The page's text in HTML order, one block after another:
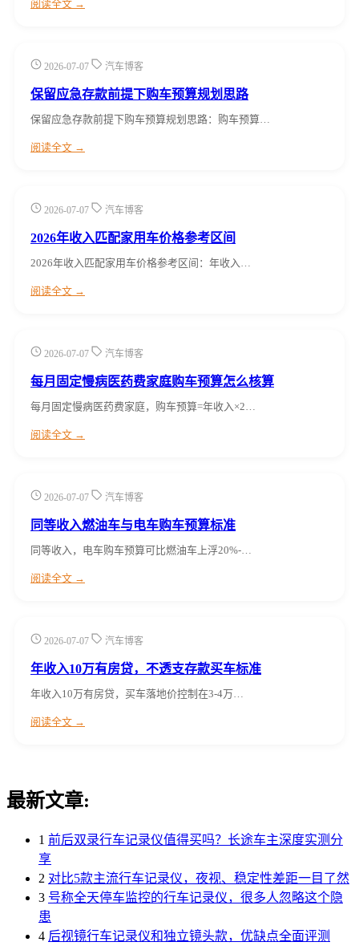
阅读全文 →
2026-07-07 汽车博客
保留应急存款前提下购车预算规划思路
保留应急存款前提下购车预算规划思路：购车预算…
阅读全文 →
2026-07-07 汽车博客
2026年收入匹配家用车价格参考区间
2026年收入匹配家用车价格参考区间：年收入…
阅读全文 →
2026-07-07 汽车博客
每月固定慢病医药费家庭购车预算怎么核算
每月固定慢病医药费家庭，购车预算=年收入×2…
阅读全文 →
2026-07-07 汽车博客
同等收入燃油车与电车购车预算标准
同等收入，电车购车预算可比燃油车上浮20%-…
阅读全文 →
2026-07-07 汽车博客
年收入10万有房贷，不透支存款买车标准
年收入10万有房贷，买车落地价控制在3-4万…
阅读全文 →
最新文章:
1 前后双录行车记录仪值得买吗？长途车主深度实测分
享
2 对比5款主流行车记录仪，夜视、稳定性差距一目了然
3 号称全天停车监控的行车记录仪，很多人忽略这个隐
患
4 后视镜行车记录仪和独立镜头款，优缺点全面评测